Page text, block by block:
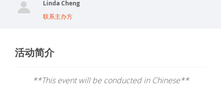
Linda Cheng
联系主办方
活动简介
**This event will be conducted in Chinese**